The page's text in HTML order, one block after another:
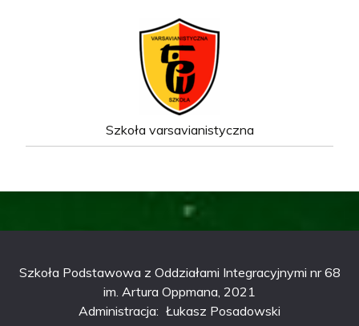
Szkoła varsavianistyczna
Szkoła Podstawowa z Oddziałami Integracyjnymi nr 68
im. Artura Oppmana, 2021
Administracja: Łukasz Posadowski